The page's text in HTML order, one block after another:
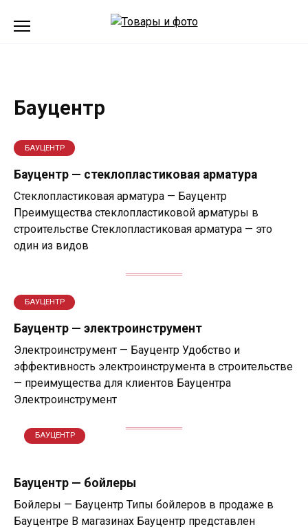
Бауцентр
БАУЦЕНТР
Бауцентр — стеклопластиковая арматура
Стеклопластиковая арматура — Бауцентр
Преимущества стеклопластиковой арматуры в
строительстве Стеклопластиковая арматура — это
один из видов
БАУЦЕНТР
Бауцентр — электроинструмент
Электроинструмент — Бауцентр Удобство и
эффективность электроинструмента в строительстве
— преимущества для клиентов Бауцентра
Электроинструмент
БАУЦЕНТР
Бауцентр — бойлеры
Бойлеры — Бауцентр Типы бойлеров в продаже в
Бауцентре В магазинах Бауцентр представлен